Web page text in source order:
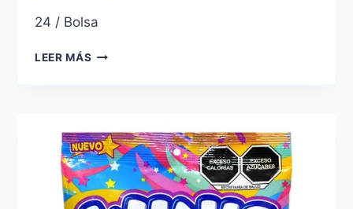
24 / Bolsa
LEER MÁS CARAMELO
LIMÓN,
UVA
Y
NARANJA
WINIS